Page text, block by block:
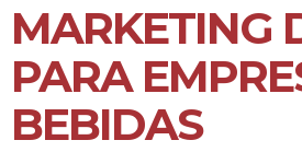
MARKETING
PARA
BEBIDAS